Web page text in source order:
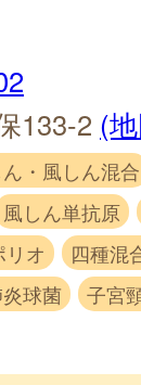
133-2 (
・風しん混合
風しん単抗原
オ
四種混
球菌
子宮